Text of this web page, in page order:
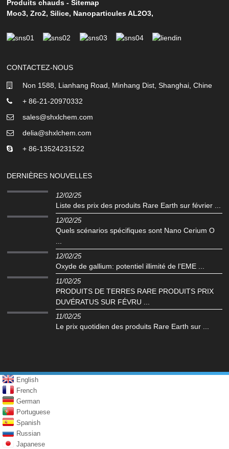
Produits chauds -Sitemap
Moo3,Zro2,Silice, Nanoparticules AL2O3,
CONTACTEZ-NOUS
Non 1588, Lianhang Road, Minhang Dist, Shanghai, Chine
+ 86-21-20970332
sales@shxlchem.com
delia@shxlchem.com
+ 86-13524231522
DERNIÈRES NOUVELLES
12/02/25
Liste des prix des produits Rare Earth sur février ...
12/02/25
Quels scénarios spécifiques sont Nano Cerium O
12/02/25
Oxyde de gallium: potentiel illimité de l'EME ...
11/02/25
PRODUITS DE TERRES RARE PRODUITS PRIX
DUVÉRATUS SUR FÉVRU ...
11/02/25
Le prix quotidien des produits Rare Earth sur ...
English
French
German
Portuguese
Spanish
Russian
Japanese